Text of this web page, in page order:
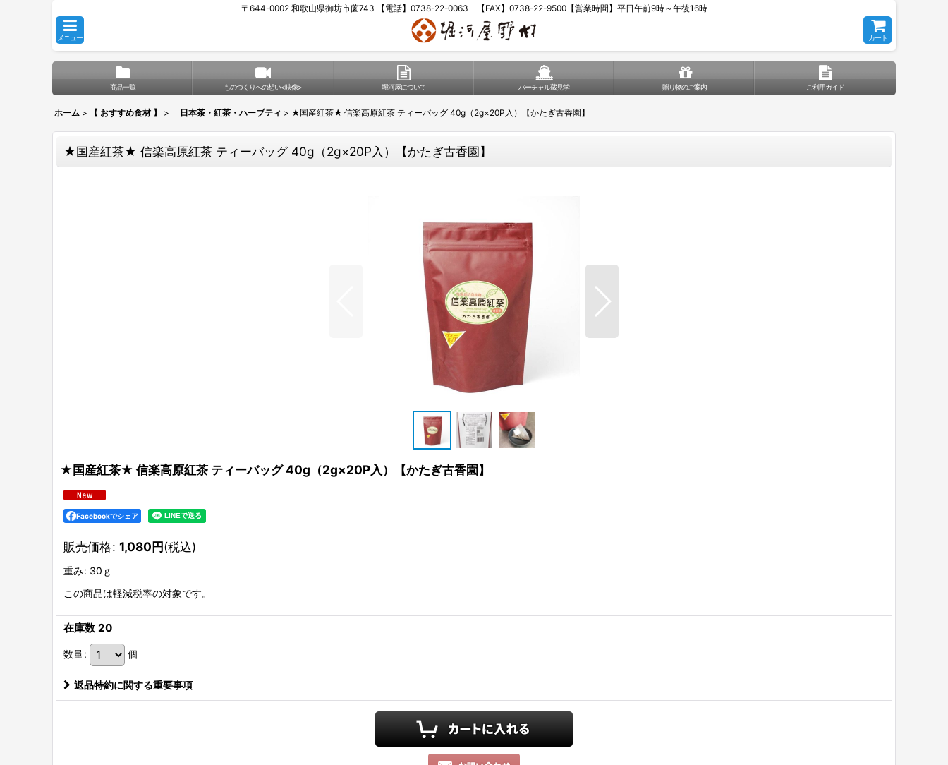
〒644-0002 和歌山県御坊市薗743 【電話】0738-22-0063 【FAX】0738-22-9500【営業時間】平日午前9時～午後16時
メニュー カート
商品一覧 ものづくりへの想い<映像> 堀河屋について バーチャル蔵見学 贈り物のご案内 ご利用ガイド
ホーム > 【 おすすめ食材 】 > 日本茶・紅茶・ハーブティ > ★国産紅茶★ 信楽高原紅茶 ティーバッグ 40g（2g×20P入）【かたぎ古香園】
★国産紅茶★ 信楽高原紅茶 ティーバッグ 40g（2g×20P入）【かたぎ古香園】
★国産紅茶★ 信楽高原紅茶 ティーバッグ 40g（2g×20P入）【かたぎ古香園】
Facebookでシェア
販売価格: 1,080円(税込)
重み: 30ｇ
この商品は軽減税率の対象です。
在庫数 20
数量: 個
返品特約に関する重要事項